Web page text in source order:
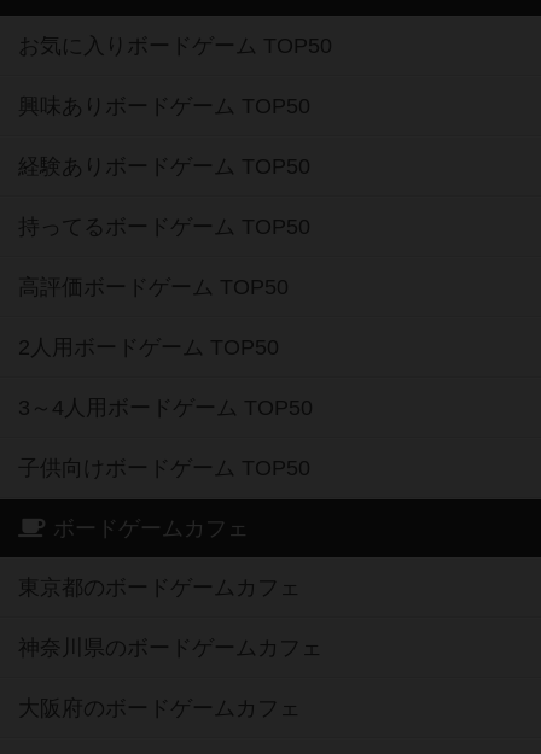
お気に入りボードゲーム TOP50
興味ありボードゲーム TOP50
経験ありボードゲーム TOP50
持ってるボードゲーム TOP50
高評価ボードゲーム TOP50
2人用ボードゲーム TOP50
3～4人用ボードゲーム TOP50
子供向けボードゲーム TOP50
ボードゲームカフェ
東京都のボードゲームカフェ
神奈川県のボードゲームカフェ
大阪府のボードゲームカフェ